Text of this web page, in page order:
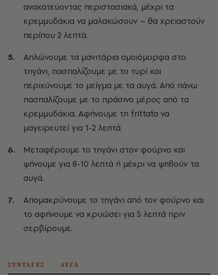
ανακατεύοντας περιστασιακά, μέχρι τα
κρεμμυδάκια να μαλακώσουν – θα χρειαστούν
περίπου 2 λεπτά.
Απλώνουμε τα μανιτάρια ομοιόμορφα στο
τηγάνι, πασπαλίζουμε με το τυρί και
περιχύνουμε το μείγμα με τα αυγά. Από πάνω
πασπαλίζουμε με το πράσινο μέρος από τα
κρεμμυδάκια. Αφήνουμε τη frittata να
μαγειρευτεί για 1-2 λεπτά.
Μεταφέρουμε το τηγάνι στον φούρνο και
ψήνουμε για 8-10 λεπτά ή μέχρι να ψηθούν τα
αυγά.
Απομακρύνουμε το τηγάνι από τον φούρνο και
το αφήνουμε να κρυώσει για 5 λεπτά πριν
σερβίρουμε.
ΣΥΝΤΑΓΕΣ ΑΥΓΑ